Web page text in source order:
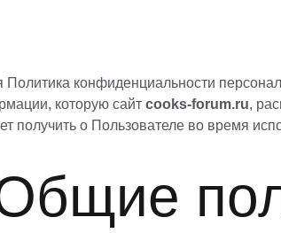
Политика конфиденциальности
которую сайт cooks-forum.ru,
получить о Пользователе во время